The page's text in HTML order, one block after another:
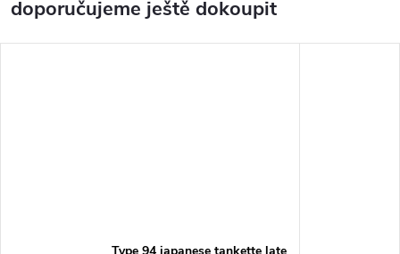
doporučujeme ještě dokoupit